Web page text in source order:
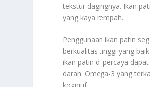
tekstur dagingnya. Ikan
yang kaya rempah.
Penggunaan ikan patin
berkualitas tinggi yang
ikan patin di percaya
darah. Omega-3 yang
kognitif.